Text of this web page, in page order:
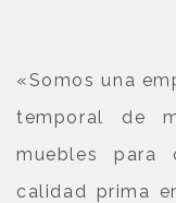
«Somos una
temporal de
muebles
calidad prima